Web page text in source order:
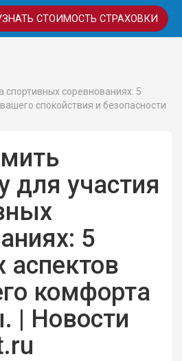
СТОИМОСТЬ СТРАХОВКИ
спортивных соревнованиях: 5
спокойствия и безопасности
для участия
5
аспектов
комфорта
| Новости